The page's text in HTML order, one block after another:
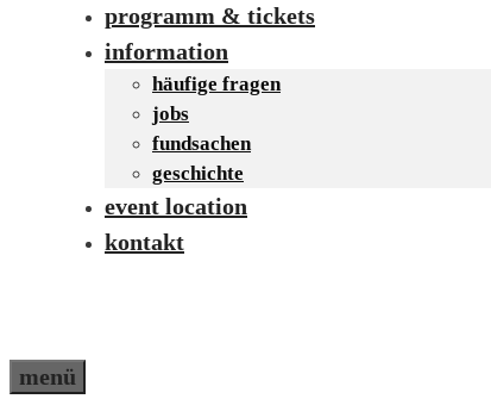
programm & tickets
information
häufige fragen
jobs
fundsachen
geschichte
event location
kontakt
menü